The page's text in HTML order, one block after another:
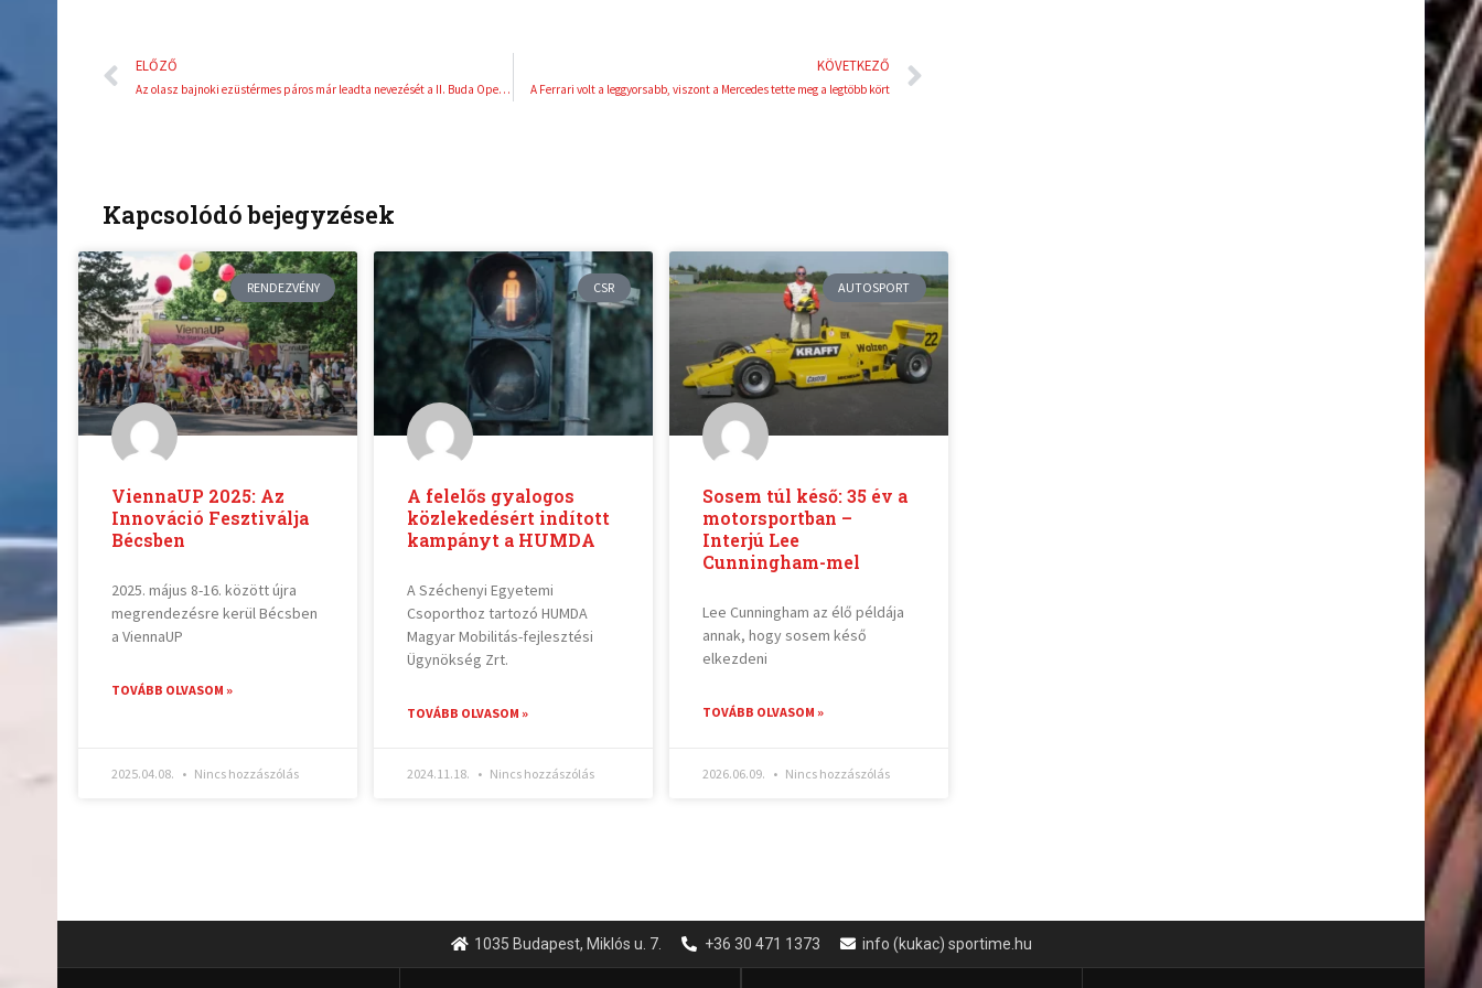
Előző
ELŐZŐ
Az olasz bajnoki ezüstérmes páros már leadta nevezését a II. Buda Openre
KÖVETKEZŐ
A Ferrari volt a leggyorsabb, viszont a Mercedes tette meg a legtöbb kört
Kapcsolódó bejegyzések
RENDEZVÉNY
ViennaUP 2025: Az
Innováció Fesztiválja
Bécsben
2025. május 8-16. között újra
megrendezésre kerül Bécsben
a ViennaUP
TOVÁBB OLVASOM »
2025.04.08. Nincs hozzászólás
CSR
A felelős gyalogos
közlekedésért indított
kampányt a HUMDA
A Széchenyi Egyetemi
Csoporthoz tartozó HUMDA
Magyar Mobilitás-fejlesztési
Ügynökség Zrt.
TOVÁBB OLVASOM »
2024.11.18. Nincs hozzászólás
AUTOSPORT
Sosem túl késő: 35 év a
motorsportban –
Interjú Lee
Cunningham-mel
Lee Cunningham az élő példája
annak, hogy sosem késő
elkezdeni
TOVÁBB OLVASOM »
2026.06.09. Nincs hozzászólás
1035 Budapest, Miklós u. 7. +36 30 471 1373 info (kukac) sportime.hu